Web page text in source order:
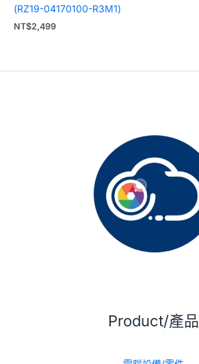
(RZ19-04170100-R3M1)
NT$2,499
Product/產品